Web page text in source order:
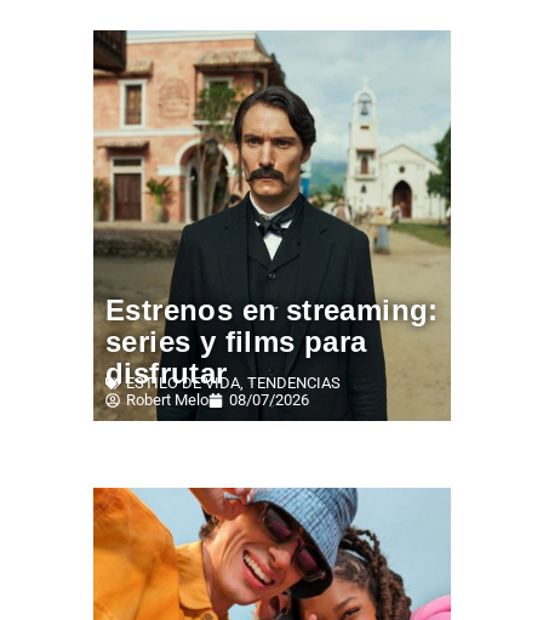
Estrenos en streaming:
series y films para
disfrutar
ESTILO DE VIDA, TENDENCIAS
Robert Melo
08/07/2026